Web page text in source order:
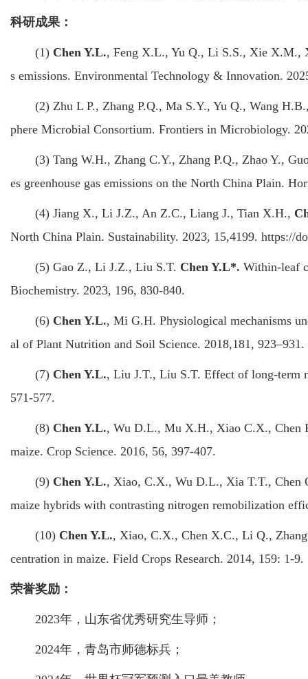
科研成果：
(1) Chen Y.L., Feng X.L., Yu Q., Li S.S., Xie X.M.,
s emissions. Environmental Technology & Innovation.
(2) Zhu L P., Zhang P.Q., Ma S.Y., Yu Q., Wang
phere Microbial Consortium. Frontiers in Microbiology.
(3) Tang W.H., Zhang C.Y., Zhang P.Q., Zhao Y.,
es greenhouse gas emissions on the North China Plain.
(4) Jiang X., Li J.Z., An Z.C., Liang J., Tian X.H.,
North China Plain. Sustainability. 2023, 15,4199. https://
(5) Gao Z., Li J.Z., Liu S.T. Chen Y.L*. Within-leaf
Biochemistry. 2023, 196, 830-840.
(6) Chen Y.L., Mi G.H. Physiological mechanisms
al of Plant Nutrition and Soil Science. 2018,181, 923–931.
(7) Chen Y.L., Liu J.T., Liu S.T. Effect of long-term
571-577.
(8) Chen Y.L., Wu D.L., Mu X.H., Xiao C.X., Chen
maize. Crop Science. 2016, 56, 397-407.
(9) Chen Y.L., Xiao, C.X., Wu D.L., Xia T.T., Chen
maize hybrids with contrasting nitrogen remobilization
(10) Chen Y.L., Xiao, C.X., Chen X.C., Li Q.,
centration in maize. Field Crops Research. 2014, 159: 1-9.
荣誉奖励：
2023年，山东省优秀研究生导师；
2024年，青岛市师德标兵；